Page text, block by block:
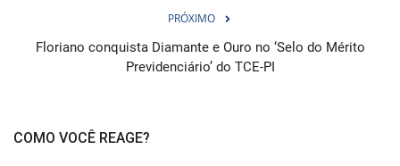
PRÓXIMO
Floriano conquista Diamante e Ouro no ‘Selo do Mérito
Previdenciário’ do TCE-PI
COMO VOCÊ REAGE?